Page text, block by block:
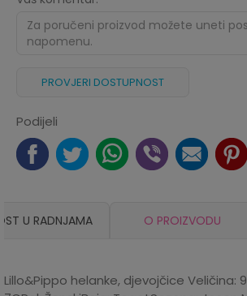
PROVJERI DOSTUPNOST
Podijeli
U RADNJAMA O PROIZVODU
Lillo&Pippo helanke, djevojčice Veličina: